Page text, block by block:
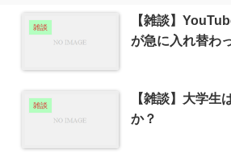
雑談
【雑談】
が急に入れ替わ
雑談
【雑談】大学生
か？